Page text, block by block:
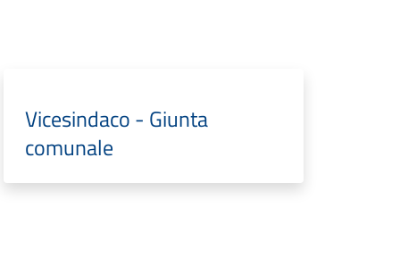
Vicesindaco - Giunta
comunale